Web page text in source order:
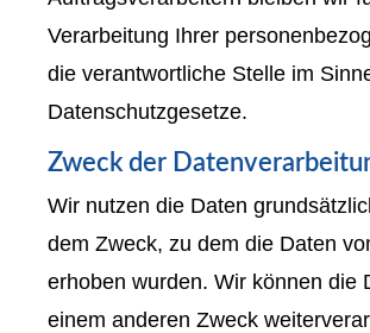
Verarbeitung Ihrer
die verantwortliche Stelle im
Datenschutzgesetze.
Zweck der
Wir nutzen die Daten
dem Zweck, zu dem die Daten
erhoben wurden. Wir können die
einem anderen Zweck